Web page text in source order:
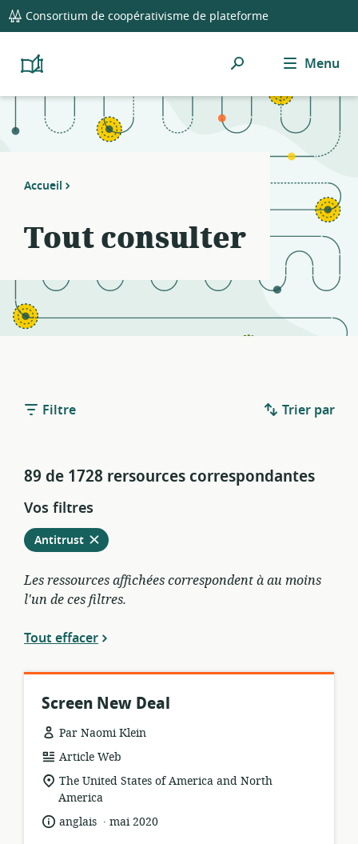
global
navigation
Consortium de coopérativisme de plateforme
Platform
Resource
Rechercher Menu
Accueil
Tout consulter
Filtre Trier par
89 de 1728 rersources correspondantes
Vos filtres
Retirer
Antitrustà
partir
filtres
actuels
Les ressources affichées correspondent à au moins
l'un de ces filtres.
Tout effacer
Screen New Deal
Par Naomi Klein
Format
de
ressource:
Article Web
Lieu
de
pertinence:
The United States of America and North
America
langue:
anglais .
datemai 2020
Notifications
21
filters
Resource